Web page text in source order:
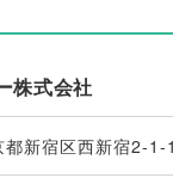
株式会社
都新宿区西新宿2-